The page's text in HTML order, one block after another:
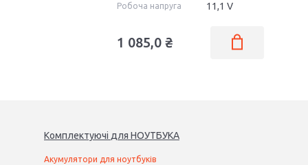
Робоча напруга 11,1 V
1 085,0 ₴
Комплектуючі для НОУТБУКА
Акумулятори для ноутбуків